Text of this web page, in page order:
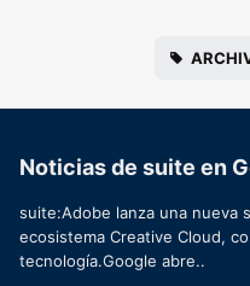
Noticias de suite en
suite:Adobe lanza una nueva
ecosistema Creative Cloud,
tecnología.Google abre..